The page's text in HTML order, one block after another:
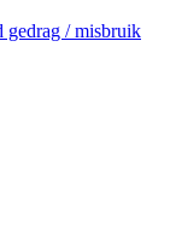
gedrag / misbruik